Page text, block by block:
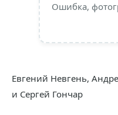
Ошибка,
Евгений Невгень,
и Сергей Гончар